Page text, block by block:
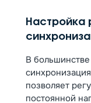
Настройка
В большинстве
позволяет
постоянной